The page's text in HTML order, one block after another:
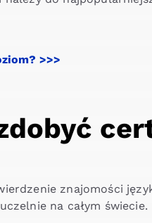
>>>
znajomości
na całym świecie.